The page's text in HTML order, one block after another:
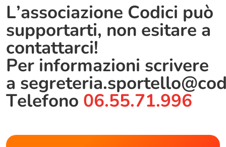
L’associazione Codici può
supportarti, non esitare a
contattarci!
Per informazioni scrivere
a
Telefono 06.55.71.996